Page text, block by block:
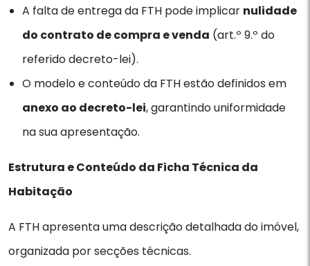
A falta de entrega da FTH pode implicar nulidade
do contrato de compra e venda (art.º 9.º do
referido decreto-lei).
O modelo e conteúdo da FTH estão definidos em
anexo ao decreto-lei, garantindo uniformidade
na sua apresentação.
Estrutura e Conteúdo da Ficha Técnica da
Habitação
A FTH apresenta uma descrição detalhada do imóvel,
organizada por secções técnicas.